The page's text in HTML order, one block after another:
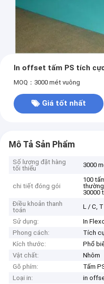
In offset tấm PS tích
MOQ：3000 mét vuông
Giá tốt nhất
Mô Tả Sản Phẩm
Số lượng đặt hàng
tối thiểu
3000
chi tiết đóng gói
100
30000
Điều khoản thanh
toán
L / C,
Sử dụng:
In
Phong cách:
Tích
Kích thước:
Phổ
Vật chất:
Nhôm
Gõ phím:
Tấm
Loại in:
in